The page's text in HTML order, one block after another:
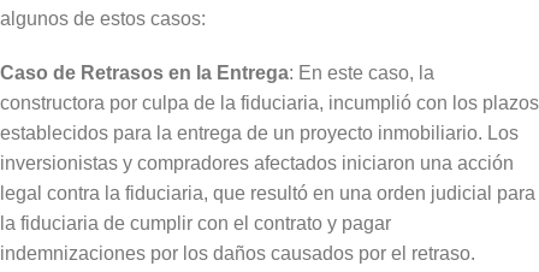
algunos de estos casos:
Caso de Retrasos en la Entrega: En este caso, la
constructora por culpa de la fiduciaria, incumplió con los plazos
establecidos para la entrega de un proyecto inmobiliario. Los
inversionistas y compradores afectados iniciaron una acción
legal contra la fiduciaria, que resultó en una orden judicial para
la fiduciaria de cumplir con el contrato y pagar
indemnizaciones por los daños causados por el retraso.